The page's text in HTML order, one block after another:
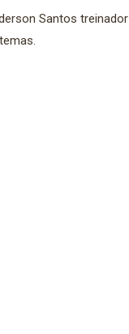
Santos treinador